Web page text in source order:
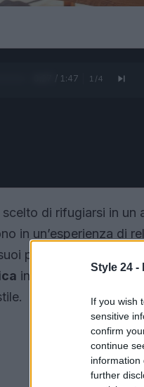
Style 24 -
If you wish
sensitive
confirm
continue
information
further
0:28 / 1:47 1 /4
scelto di rifugiarsi in
in un’esperienza di
profili social una
invidiabile, ma